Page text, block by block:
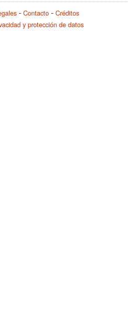
Contacto
Créditos
y protección de datos